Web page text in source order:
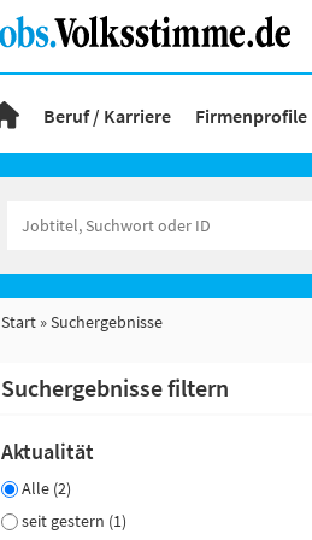
Beruf / Karriere Firmenprofile
Start Suchergebnisse
Suchergebnisse filtern
Aktualität
Alle (2)
seit gestern (1)